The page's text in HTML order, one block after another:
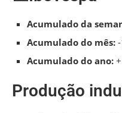
Acumulado da
Acumulado do mês:
Acumulado do ano:
Produção